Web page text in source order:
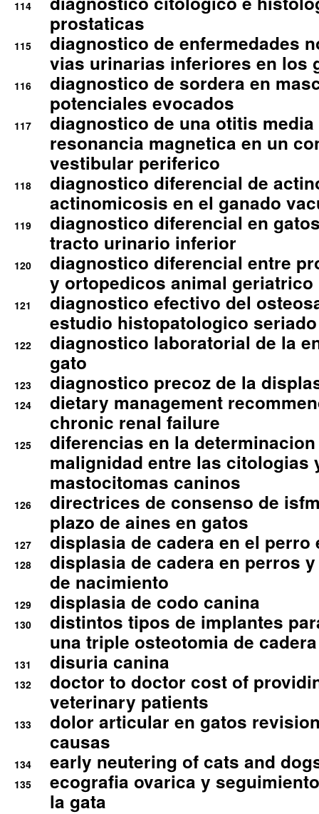
114
prostaticas
115
diagnostico de enfermedades
vias urinarias inferiores en los
116
diagnostico de sordera en
potenciales evocados
117
diagnostico de una otitis
resonancia magnetica en un
vestibular periferico
118
diagnostico diferencial de
actinomicosis en el ganado
119
diagnostico diferencial en
tracto urinario inferior
120
diagnostico diferencial entre
y ortopedicos animal geriatrico
121
diagnostico efectivo del
estudio histopatologico seriado
122
diagnostico laboratorial de la
gato
123 diagnostico precoz de la
124
dietary management
chronic renal failure
125
diferencias en la
malignidad entre las citologias
mastocitomas caninos
126
directrices de consenso de
plazo de aines en gatos
127 displasia de cadera en el perro
128
displasia de cadera en perros
de nacimiento
129 displasia de codo canina
130
distintos tipos de implantes
una triple osteotomia de cadera
131 disuria canina
132
doctor to doctor cost of
veterinary patients
133
dolor articular en gatos
causas
134 early neutering of cats and
135
ecografia ovarica y
la gata